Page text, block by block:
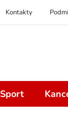
Kontakty
Sport